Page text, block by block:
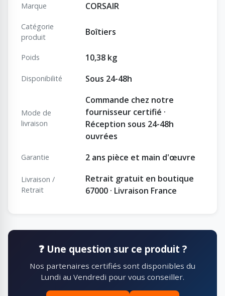
Marque CORSAIR
Catégorie
produit
Boîtiers
Poids 10,38 kg
Disponibilité Sous 24-48h
Mode de
livraison
Commande chez notre
fournisseur certifié ·
Réception sous 24-48h
ouvrées
Garantie 2 ans pièce et main d'œuvre
Livraison /
Retrait
Retrait gratuit en boutique
67000 · Livraison France
❓ Une question sur ce produit ?
Nos partenaires certifiés sont disponibles du
Lundi au Vendredi pour vous conseiller.